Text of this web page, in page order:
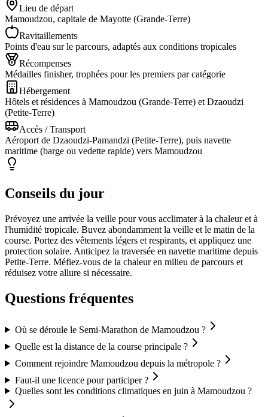
Lieu de départ
Mamoudzou, capitale de Mayotte (Grande-Terre)
Ravitaillements
Points d'eau sur le parcours, adaptés aux conditions tropicales
Récompenses
Médailles finisher, trophées pour les premiers par catégorie
Hébergement
Hôtels et résidences à Mamoudzou (Grande-Terre) et Dzaoudzi
(Petite-Terre)
Accès / Transport
Aéroport de Dzaoudzi-Pamandzi (Petite-Terre), puis navette
maritime (barge ou vedette rapide) vers Mamoudzou
Conseils du jour
Prévoyez une arrivée la veille pour vous acclimater à la chaleur et à
l'humidité tropicale. Buvez abondamment la veille et le matin de la
course. Portez des vêtements légers et respirants, et appliquez une
protection solaire. Anticipez la traversée en navette maritime depuis
Petite-Terre. Méfiez-vous de la chaleur en milieu de parcours et
réduisez votre allure si nécessaire.
Questions fréquentes
Où se déroule le Semi-Marathon de Mamoudzou ?
Quelle est la distance de la course principale ?
Comment rejoindre Mamoudzou depuis la métropole ?
Faut-il une licence pour participer ?
Quelles sont les conditions climatiques en juin à Mamoudzou ?